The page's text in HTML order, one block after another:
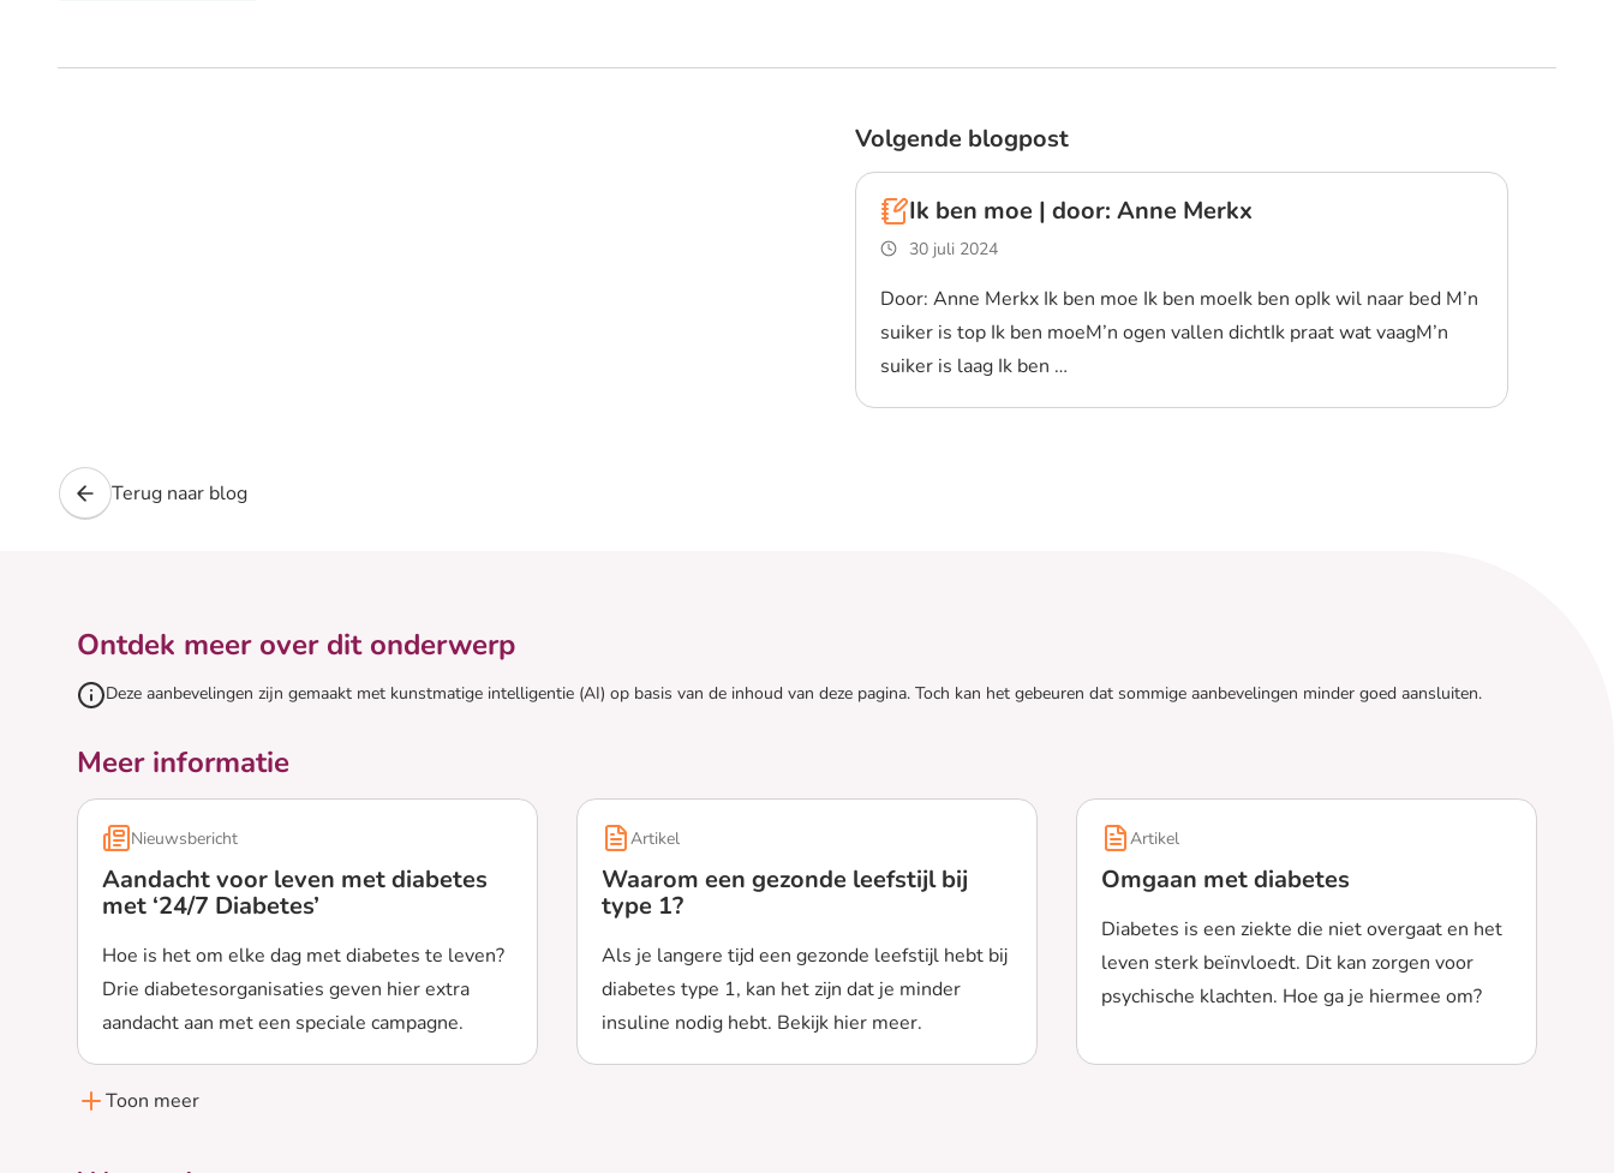
Volgende blogpost
Ik ben moe | door: Anne Merkx
30 juli 2024
Door: Anne Merkx Ik ben moe Ik ben moeIk ben opIk wil naar bed M’n
suiker is top Ik ben moeM’n ogen vallen dichtIk praat wat vaagM’n
suiker is laag Ik ben …
Terug naar blog
Ontdek meer over dit onderwerp
Deze aanbevelingen zijn gemaakt met kunstmatige intelligentie (AI) op basis van de inhoud van deze pagina. Toch kan het gebeuren dat sommige aanbevelingen minder goed aansluiten.
Meer informatie
Nieuwsbericht
Aandacht voor leven met diabetes
met ‘24/7 Diabetes’
Hoe is het om elke dag met diabetes te leven?
Drie diabetesorganisaties geven hier extra
aandacht aan met een speciale campagne.
Lees meer over Aandacht voor leven met diabetes met ‘24/7 Diabetes’
Artikel
Waarom een gezonde leefstijl bij
type 1?
Als je langere tijd een gezonde leefstijl hebt bij
diabetes type 1, kan het zijn dat je minder
insuline nodig hebt. Bekijk hier meer.
Lees meer over Waarom een gezonde leefstijl bij type 1?
Artikel
Omgaan met diabetes
Diabetes is een ziekte die niet overgaat en het
leven sterk beïnvloedt. Dit kan zorgen voor
psychische klachten. Hoe ga je hiermee om?
Toon meer